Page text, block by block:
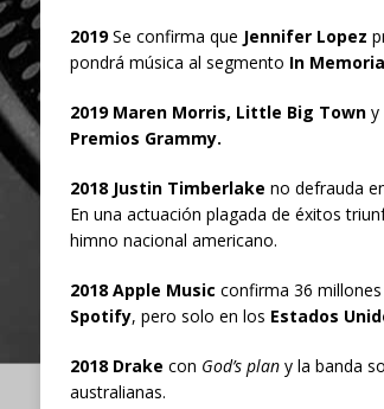
2019Se confirma que Jennifer Lopez
pondrá música al segmento In
2019 Maren Morris, Little Big Towny
Premios Grammy.
2018 Justin Timberlake no defrauda
En una actuación plagada de éxitos
himno nacional americano.
2018 Apple Music confirma 36
Spotify, pero solo en los Estados
2018 Drake con God’s plany la banda
australianas.